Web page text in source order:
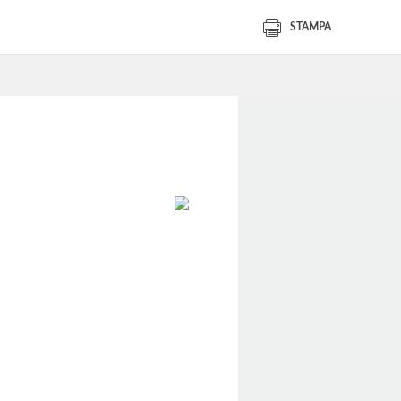
STAMPA